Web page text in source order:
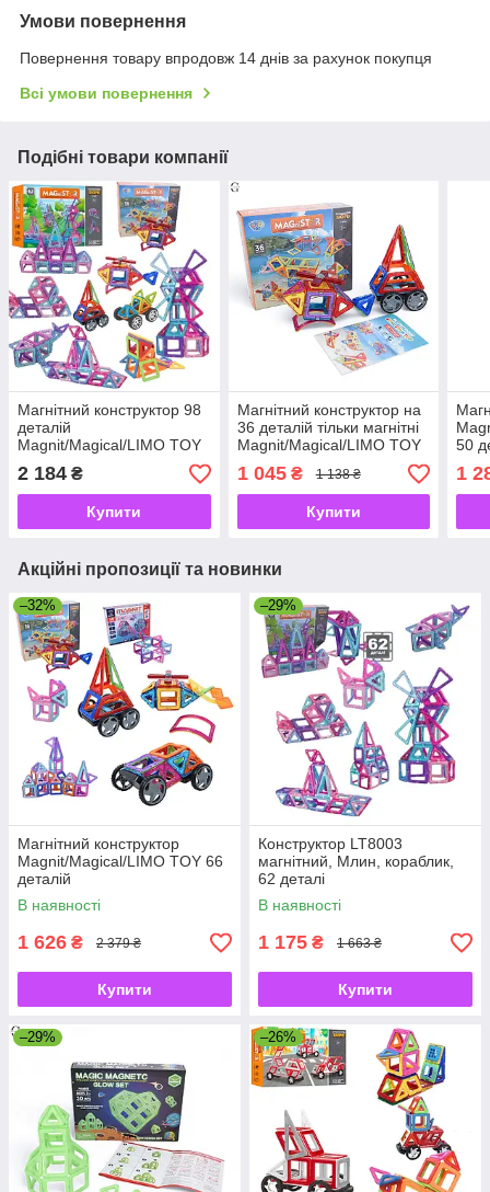
Умови повернення
Повернення товару впродовж 14 днів за рахунок покупця
Всі умови повернення
Подібні товари компанії
Магнітний конструктор 98
деталій
Magnit/Magical/LIMO TOY
2 184 ₴
Купити
Магнітний конструктор на
36 деталій тільки магнітні
Magnit/Magical/LIMO TOY
1 045₴ 1 138 ₴
Купити
50
1
Акційні пропозиції та новинки
–32%
Магнітний конструктор
Magnit/Magical/LIMO TOY 66
деталій
В наявності
1 626 ₴ 2 379 ₴
Купити
–29%
Конструктор LT8003
магнітний, Млин, кораблик,
62 деталі
Magnit/Magical/LIMO TOY
В наявності
1 175 ₴ 1 663 ₴
Купити
–29% –26%